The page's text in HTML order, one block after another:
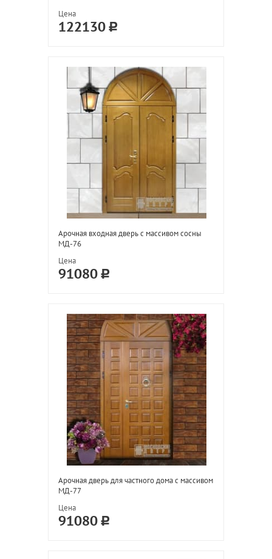
Цена
122130
Арочная входная дверь с массивом сосны
МД-76
Цена
91080
Арочная дверь для частного дома с массивом
МД-77
Цена
91080